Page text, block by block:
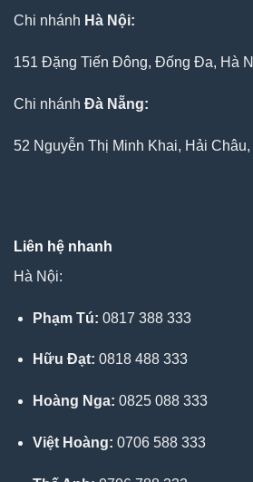
Chi nhánh Hà Nội:
151 Đặng Tiến Đông, Đống Đa, Hà
Chi nhánh Đà Nẵng:
52 Nguyễn Thị Minh Khai, Hải
Liên hệ nhanh
Hà Nội:
Phạm Tú: 0817 388 333
Hữu Đạt: 0818 488 333
Hoàng Nga: 0825 088 333
Việt Hoàng: 0706 588 333